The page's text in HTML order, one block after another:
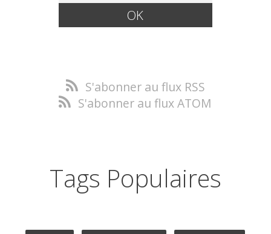
S'abonner au flux RSS
S'abonner au flux ATOM
Tags Populaires